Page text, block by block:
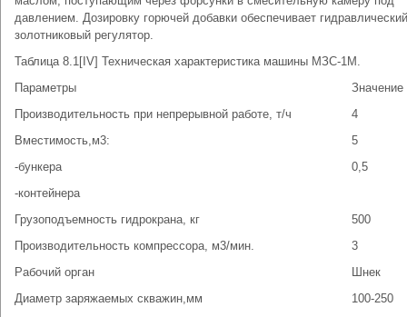
давлением. Дозировку горючей добавки обеспечивает гидравлический
золотниковый регулятор.
Таблица 8.1[IV] Техническая характеристика машины МЗС-1М.
Параметры
Значение
Производительность при непрерывной работе, т/ч
4
Вместимость,м3:
-бункера
-контейнера
5
0,5
Грузоподъемность гидрокрана, кг
500
Производительность компрессора, м3/мин.
3
Рабочий орган
Шнек
Диаметр заряжаемых скважин,мм
100-250